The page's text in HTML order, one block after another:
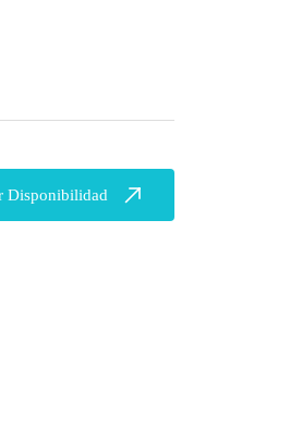
Disponibilidad